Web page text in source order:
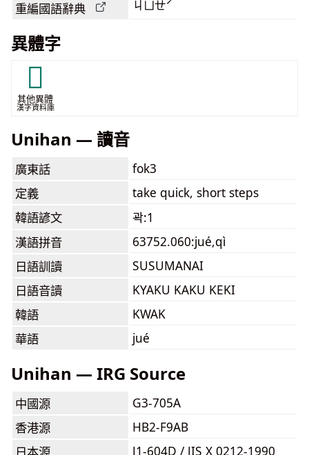
重編國語辭典 ㄐㄩㄝˊ
異體字
𨈍
其他異體
漢字資料庫
Unihan — 讀音
廣東話
fok3
定義
take quick, short steps
韓語諺文
곽:1
漢語拼音
63752.060:jué,qì
日語訓讀
SUSUMANAI
日語音讀
KYAKU KAKU KEKI
韓語
KWAK
華語
jué
Unihan — IRG Source
中國源
G3-705A
香港源
HB2-F9AB
日本源
J1-604D / JIS X 0212-1990